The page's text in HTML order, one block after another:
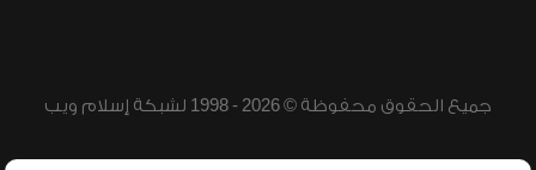
جميع الحقوق محفوظة © 2026 - 1998 لشبكة إسلام ويب